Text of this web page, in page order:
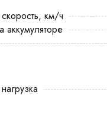
км/ч